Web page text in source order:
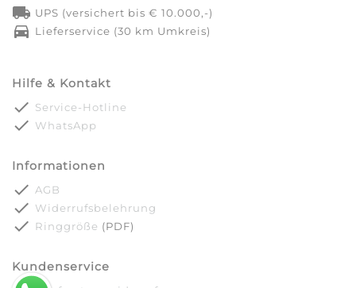
local_shipping UPS (versichert bis € 10.000,-)
directions_car Lieferservice (30 km Umkreis)
Hilfe & Kontakt
done Service-Hotline
done WhatsApp
Informationen
done AGB
done Widerrufsbelehrung
done Ringgröße (PDF)
Kundenservice